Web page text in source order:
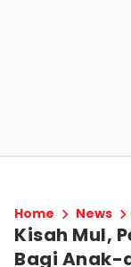
Home News
Kisah Mul,
Bagi Anak-